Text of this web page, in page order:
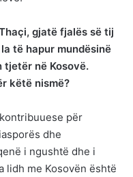
gjatë fjalës së tij
të hapur mundësinë
në Kosovë.
këtë nismë?
për
dhe
i ngushtë dhe i
lidh me Kosovën është